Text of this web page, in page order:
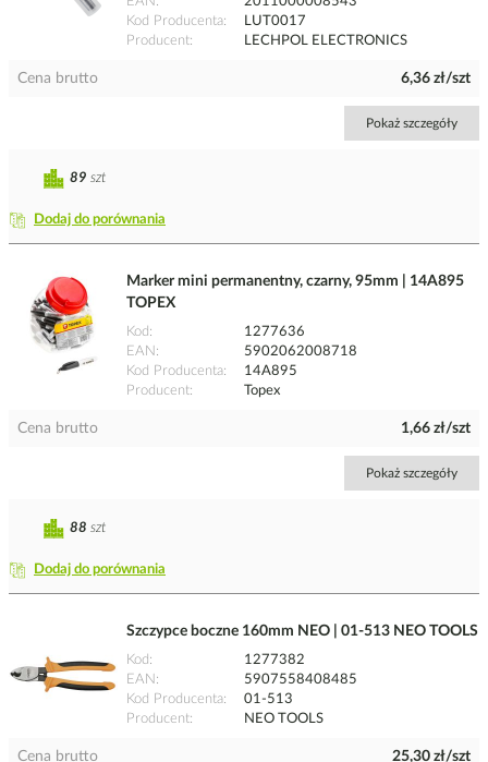
Kod Producenta
LUT0017
Producent
LECHPOL ELECTRONICS
Cena brutto 6,36 zł/szt
Pokaż szczegóły
Dodaj do porównania
89 szt
Marker mini permanentny, czarny, 95mm | 14A895
TOPEX
Kod
1277636
EAN
5902062008718
Kod Producenta
14A895
Producent
Topex
Cena brutto 1,66 zł/szt
Pokaż szczegóły
Dodaj do porównania
88 szt
Szczypce boczne 160mm NEO | 01-513 NEO TOOLS
Kod
1277382
EAN
5907558408485
Kod Producenta
01-513
Producent
NEO TOOLS
Cena brutto 25,30 zł/szt